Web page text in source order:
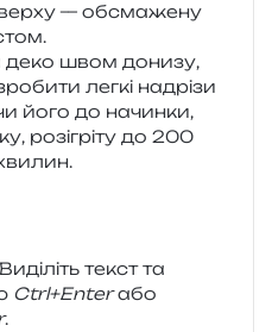
— обсма­же­ну
деко швом дони­зу,
легкі надрі­зи
його до начин­ки,
розі­грі­ту до 200
текст та
Ctrl+Enterабо
.